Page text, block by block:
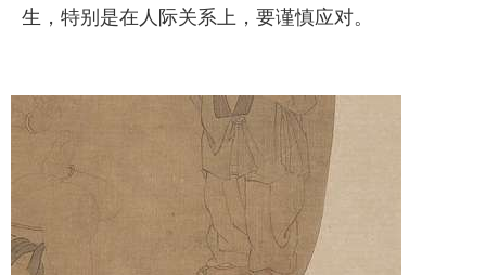
生，特别是在人际关系上，要谨慎应对。